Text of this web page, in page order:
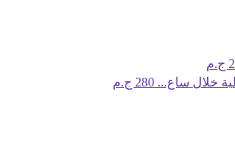
خلال ساع... 280 ج.م